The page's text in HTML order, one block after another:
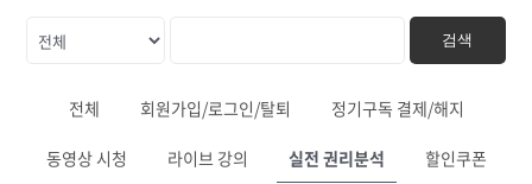
검색
전체 회원가입/로그인/탈퇴 정기구독 결제/해지
동영상 시청 라이브 강의 실전 권리분석 할인쿠폰